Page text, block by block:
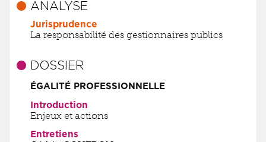
ANALYSE
Jurisprudence
La responsabilité des gestionnaires publics
DOSSIER
ÉGALITÉ PROFESSIONNELLE
Introduction
Enjeux et actions
Entretiens